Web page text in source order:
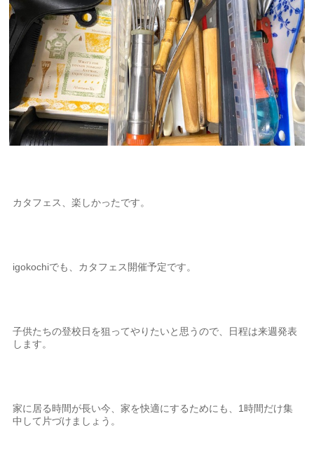
カタフェス、楽しかったです。
igokochiでも、カタフェス開催予定です。
子供たちの登校日を狙ってやりたいと思うので、日程は来週発表
します。
家に居る時間が長い今、家を快適にするためにも、1時間だけ集
中して片づけましょう。